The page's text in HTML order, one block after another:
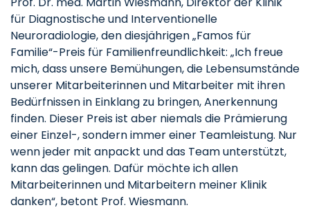
für Diagnostische und Interventionelle
Neuroradiologie, den diesjährigen „Famos für
Familie“-Preis für Familienfreundlichkeit: „Ich freue
mich, dass unsere Bemühungen, die Lebensumstände
unserer Mitarbeiterinnen und Mitarbeiter mit ihren
Bedürfnissen in Einklang zu bringen, Anerkennung
finden. Dieser Preis ist aber niemals die Prämierung
einer Einzel-, sondern immer einer Teamleistung. Nur
wenn jeder mit anpackt und das Team unterstützt,
kann das gelingen. Dafür möchte ich allen
Mitarbeiterinnen und Mitarbeitern meiner Klinik
danken“, betont Prof. Wiesmann.